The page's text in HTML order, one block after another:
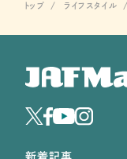
トップ ライフスタイル
新着記事